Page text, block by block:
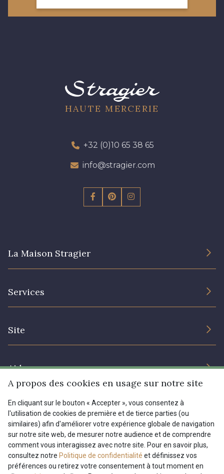
HAUTE MERCERIE
+32 (0)10 65 38 65
info@stragier.com
La Maison Stragier
Services
Site
Prix réduits
Aide
Livraison : France, Belgique, International
Retours & réclamations
FAQ - Questions fréquentes
Modes de paiements
Menu
Tous nos tissus
Magazine
FR EN
A propos des cookies en usage sur notre site
En cliquant sur le bouton « Accepter », vous consentez à
l'utilisation de cookies de première et de tierce parties (ou
similaires) afin d'améliorer votre expérience globale de navigation
sur notre site web, de mesurer notre audience et de comprendre
comment vous interagissez avec notre site. Pour en savoir plus,
consultez notre Politique de confidentialité et définissez vos
préférences ou retirez votre consentement à tout moment en